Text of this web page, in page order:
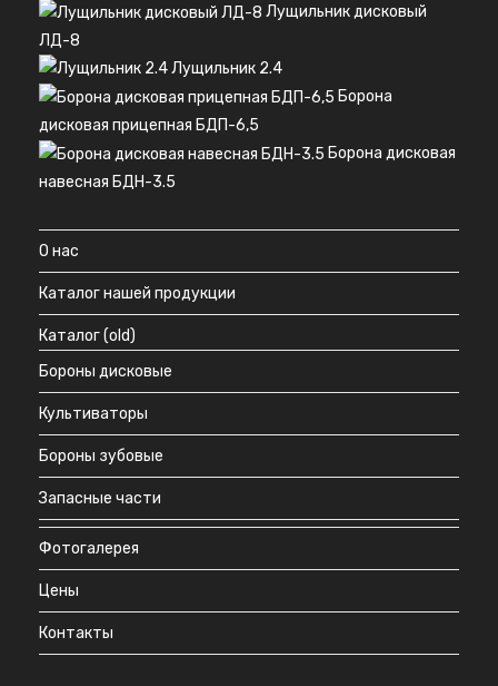
Лущильник дисковый
ЛД-8
Лущильник 2.4
Борона
дисковая прицепная БДП-6,5
Борона дисковая
навесная БДН-3.5
О нас
Каталог нашей продукции
Каталог (old)
Бороны дисковые
Культиваторы
Бороны зубовые
Запасные части
Фотогалерея
Цены
Контакты